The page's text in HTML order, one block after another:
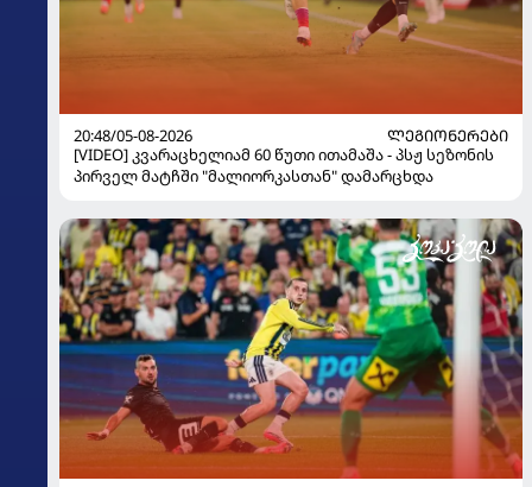
20:48/05-08-2026
ᲚᲔᲒᲘᲝᲜᲔᲠᲔᲑᲘ
[VIDEO] კვარაცხელიამ 60 წუთი ითამაშა - პსჟ სეზონის
პირველ მატჩში "მალიორკასთან" დამარცხდა